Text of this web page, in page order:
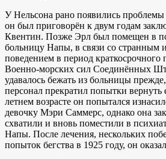
У Нельсона рано появились
он был приговорён к двум годам
Квентин. Позже Эрл был помещен в
больницу Напы, в связи со странным
поведением в период краткосрочного
Военно-морских сил Соединённых
удавалось бежать из больницы
персонал прекратил попытки вернуть
летнем возрасте он попытался
девочку Мэри Саммерс, однако она
схватили и вновь поместили в
Напы. После лечения, нескольких
попыток бегства в 1925 году, он